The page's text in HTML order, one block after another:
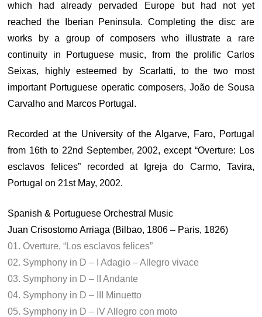
which had already pervaded Europe but had not yet
reached the Iberian Peninsula. Completing the disc are
works by a group of composers who illustrate a rare
continuity in Portuguese music, from the prolific Carlos
Seixas, highly esteemed by Scarlatti, to the two most
important Portuguese operatic composers, João de Sousa
Carvalho and Marcos Portugal.
Recorded at the University of the Algarve, Faro, Portugal
from 16th to 22nd September, 2002, except “Overture: Los
esclavos felices” recorded at Igreja do Carmo, Tavira,
Portugal on 21st May, 2002.
Spanish & Portuguese Orchestral Music
Juan Crisostomo Arriaga (Bilbao, 1806 – Paris, 1826)
01. Overture, “Los esclavos felices”
02. Symphony in D – I Adagio – Allegro vivace
03. Symphony in D – II Andante
04. Symphony in D – III Minuetto
05. Symphony in D – IV Allegro con moto